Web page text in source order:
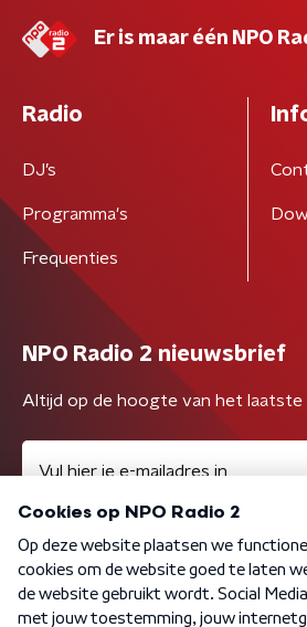
Er is maar één NPO
Radio
DJ’s
Programma's
Frequenties
NPO Radio 2 nieuwsbrief
Altijd op de hoogte van het laatste
Algemene voorwaarden